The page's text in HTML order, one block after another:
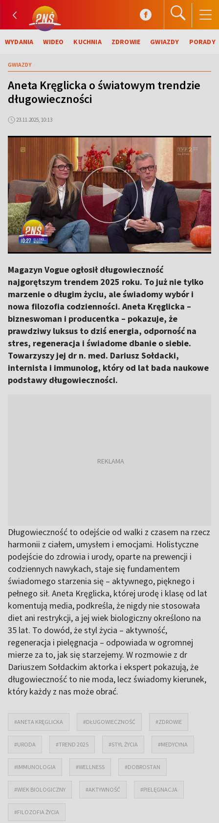
WYDANIA WIDEO KUCHNIA ZDROWIE GWIAZDY PORADY
GWIAZDY
Aneta Kręglicka o światowym trendzie
długowieczności
23.11.2025, 10:13
Magazyn Vogue ogłosił długowieczność
najgorętszym trendem 2025 roku. To już nie tylko
marzenie o długim życiu, ale świadomy wybór i
nowa filozofia codzienności. Aneta Kręglicka –
bizneswoman i producentka – pokazuje, że
prawdziwy luksus to dziś energia, odporność na
stres, regeneracja i świadome dbanie o siebie.
Towarzyszy jej dr n. med. Dariusz Sołdacki,
internista i immunolog, który od lat bada naukowe
podstawy długowieczności.
Długowieczność to odejście od walki z czasem na rzecz
harmonii z ciałem, umysłem i emocjami. Holistyczne
podejście do zdrowia i urody, oparte na prewencji i
codziennych nawykach, staje się fundamentem
świadomego starzenia się – aktywnego, pięknego i
pełnego sił. Aneta Kręglicka, której urodę i klasę od lat
komentują media, podkreśla, że nigdy nie stosowała
diet ani restrykcji, a jej wiek biologiczny określono na
35 lat. To dowód, że styl życia – aktywność,
regeneracja i pielęgnacja – odpowiada w ogromnej
mierze za to, jak się starzejemy. W rozmowie z dr
Dariuszem Sołdackim aktorka i ekspert pokazują, że
długowieczność to nie moda, lecz świadomy kierunek,
który każdy z nas może obrać.
#ANETA KRĘGLICKA #DŁUGOWIECZNOŚĆ #ZDROWIE
#URODA #TREND 2025 #STYL ŻYCIA #MEDYCYNA
#IMMUNOLOGIA #WELLNESS #DOBROSTAN
#WIEK BIOLOGICZNY #AKTYWNOŚĆ #PIELĘGNACJA
#FILOZOFIA ŻYCIA